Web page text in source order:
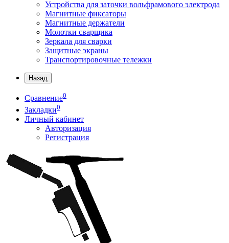
Устройства для заточки вольфрамового электрода
Магнитные фиксаторы
Магнитные держатели
Молотки сварщика
Зеркала для сварки
Защитные экраны
Транспортировочные тележки
Назад
Сравнение0
Закладки0
Личный кабинет
Авторизация
Регистрация